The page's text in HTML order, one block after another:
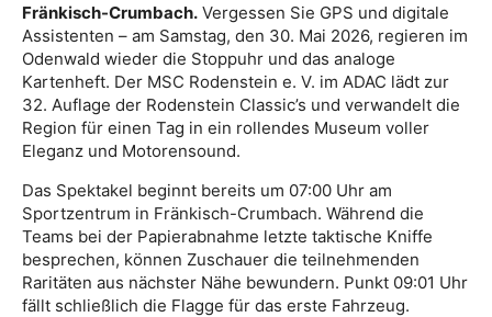
Fränkisch-Crumbach. Vergessen Sie GPS und digitale
Assistenten – am Samstag, den 30. Mai 2026, regieren im
Odenwald wieder die Stoppuhr und das analoge
Kartenheft. Der MSC Rodenstein e. V. im ADAC lädt zur
32. Auflage der Rodenstein Classic’s und verwandelt die
Region für einen Tag in ein rollendes Museum voller
Eleganz und Motorensound.
Das Spektakel beginnt bereits um 07:00 Uhr am
Sportzentrum in Fränkisch-Crumbach. Während die
Teams bei der Papierabnahme letzte taktische Kniffe
besprechen, können Zuschauer die teilnehmenden
Raritäten aus nächster Nähe bewundern. Punkt 09:01 Uhr
fällt schließlich die Flagge für das erste Fahrzeug.